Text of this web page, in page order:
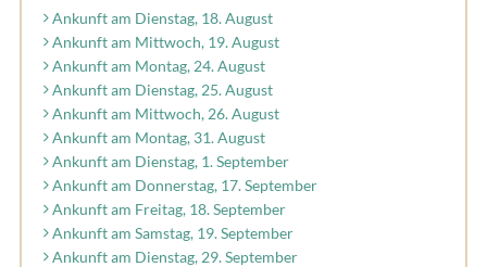
Ankunft am Dienstag, 18. August
Ankunft am Mittwoch, 19. August
Ankunft am Montag, 24. August
Ankunft am Dienstag, 25. August
Ankunft am Mittwoch, 26. August
Ankunft am Montag, 31. August
Ankunft am Dienstag, 1. September
Ankunft am Donnerstag, 17. September
Ankunft am Freitag, 18. September
Ankunft am Samstag, 19. September
Ankunft am Dienstag, 29. September